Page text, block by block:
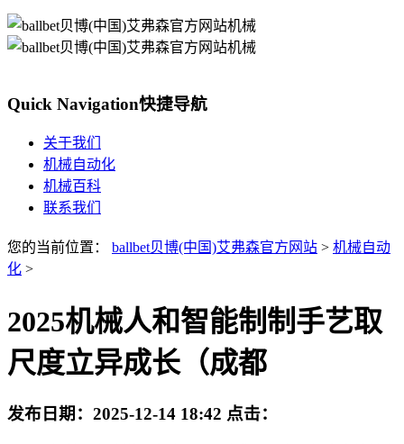
Quick Navigation快捷导航
关于我们
机械自动化
机械百科
联系我们
您的当前位置： ballbet贝博(中国)艾弗森官方网站 > 机械自动
化 >
2025机械人和智能制制手艺取
尺度立异成长（成都
发布日期： 2025-12-14 18:42 点击：